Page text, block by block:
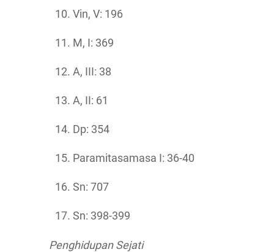
Vin, V: 196
M, I: 369
A, III: 38
A, II: 61
Dp: 354
Paramitasamasa I: 36-40
Sn: 707
Sn: 398-399
Penghidupan Sejati